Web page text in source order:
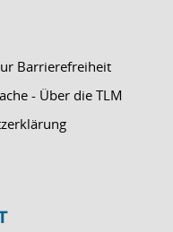
Barrierefreiheit
- Über die TLM